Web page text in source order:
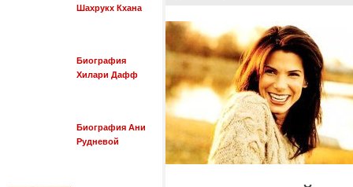
Шахрукх Кхана
Биография
Хилари Дафф
Биография Ани
Рудневой